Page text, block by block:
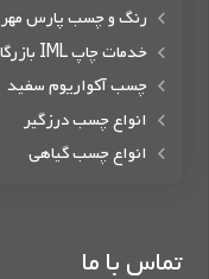
رنگ و چسب پارس مهر
خدمات چاپ IML بازرگانی خدیو
چسب آکواریوم سفید
انواع چسب درزگیر
انواع چسب گیاهی
تماس با ما